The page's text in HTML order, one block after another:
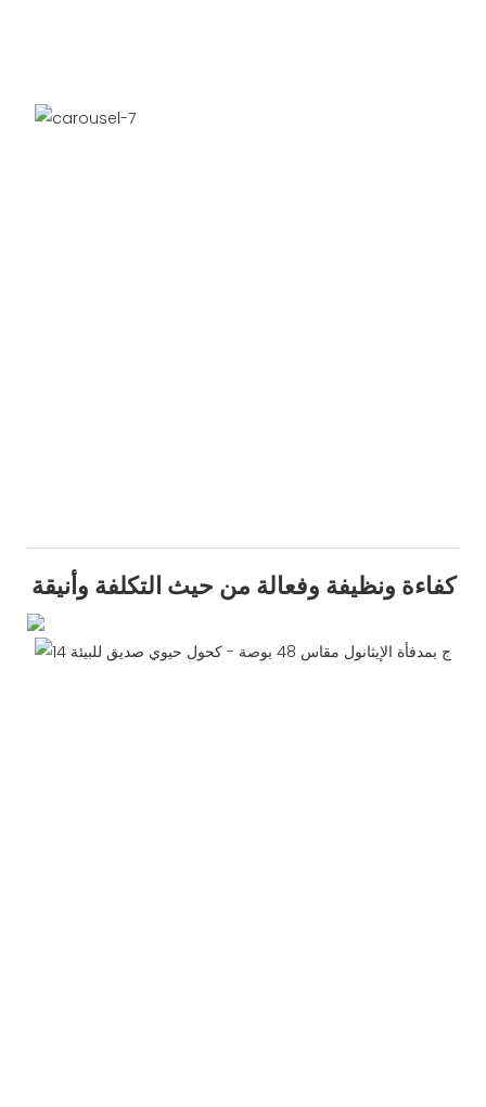
كفاءة ونظيفة وفعالة من حيث التكلفة وأنيقة